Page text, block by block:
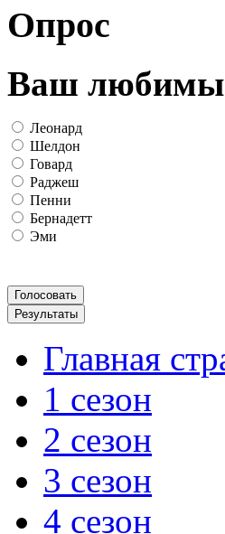
Опрос
Ваш
Леонард
Шелдон
Говард
Раджеш
Пенни
Бернадетт
Эми
Главная
1 сезон
2 сезон
3 сезон
4 сезон